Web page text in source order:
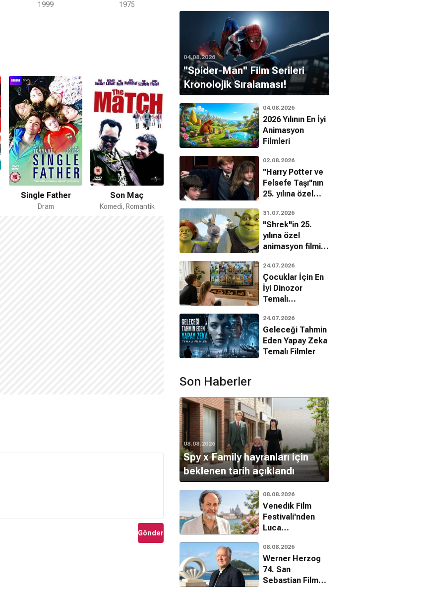
1999 1975
Single Father
Dram
Son Maç
Komedi, Romantik
Gönder
04.08.2026
''Spider-Man'' Film Serileri
Kronolojik Sıralaması!
04.08.2026
2026 Yılının En İyi
Animasyon
Filmleri
02.08.2026
"Harry Potter ve
Felsefe Taşı"nın
25. yılına özel
bilinmeyenleri!
31.07.2026
"Shrek"in 25.
yılına özel
animasyon filmin
24.07.2026
Çocuklar İçin En
İyi Dinozor
Temalı
Filmleri
24.07.2026
Geleceği Tahmin
Eden Yapay Zeka
Temalı Filmler
Son Haberler
08.08.2026
Spy x Family hayranları için
beklenen tarih açıklandı
08.08.2026
Venedik Film
Festivali'nden
Luca
onur ödülü
08.08.2026
Werner Herzog
74. San
Sebastian Film